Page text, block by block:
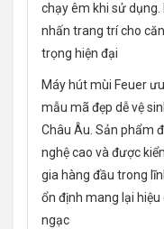
chạy êm khi sử
nhấn trang trí cho
trọng hiện đại
Máy hút mùi Feuer
mẫu mã đẹp dễ vệ
Châu Âu. Sản phẩm
nghệ cao và được
gia hàng đầu trong
ổn định mang lại
ngạc